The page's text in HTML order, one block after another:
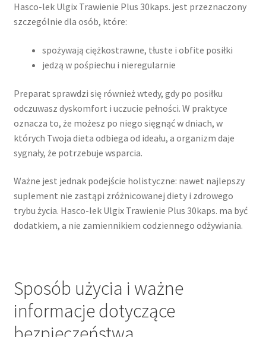
Hasco-lek Ulgix Trawienie Plus 30kaps. jest przeznaczony
szczególnie dla osób, które:
spożywają ciężkostrawne, tłuste i obfite posiłki
jedzą w pośpiechu i nieregularnie
Preparat sprawdzi się również wtedy, gdy po posiłku
odczuwasz dyskomfort i uczucie pełności. W praktyce
oznacza to, że możesz po niego sięgnąć w dniach, w
których Twoja dieta odbiega od ideału, a organizm daje
sygnały, że potrzebuje wsparcia.
Ważne jest jednak podejście holistyczne: nawet najlepszy
suplement nie zastąpi zróżnicowanej diety i zdrowego
trybu życia. Hasco-lek Ulgix Trawienie Plus 30kaps. ma być
dodatkiem, a nie zamiennikiem codziennego odżywiania.
Sposób użycia i ważne
informacje dotyczące